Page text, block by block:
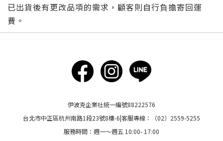
已出貨後有更改品項的需求，顧客則自行負擔寄回運
費。
伊波克企業社統一編號88222576
台北市中正區杭州南路1段23號8樓-6|客服專線：（02）2559-5255
服務時間：週一～週五 10:00- 17:00